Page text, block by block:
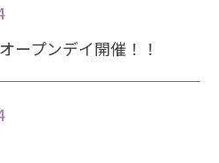
ープンデイ開催！！